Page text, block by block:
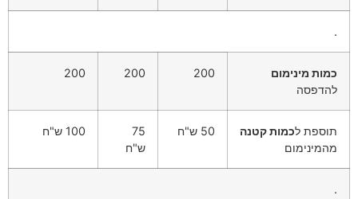
.
כמות מינימום
להדפסה
200
200
200
תוספת לכמות קטנה
מהמינימום
50 ש"ח
75
ש"ח
100 ש"ח
.